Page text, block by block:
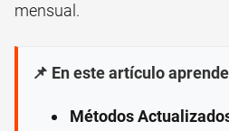
mensual.
📌 En este artículo
Métodos